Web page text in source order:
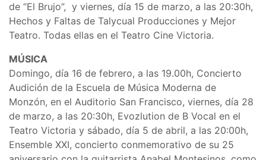
de “El Brujo”, y viernes, día 15 de marzo, a las 20:30h,
Hechos y Faltas de Talycual Producciones y Mejor
Teatro. Todas ellas en el Teatro Cine Victoria.
MÚSICA
Domingo, día 16 de febrero, a las 19.00h, Concierto
Audición de la Escuela de Música Moderna de
Monzón, en el Auditorio San Francisco, viernes, día 28
de marzo, a las 20:30h, Evozlution de B Vocal en el
Teatro Victoria y sábado, día 5 de abril, a las 20:00h,
Ensemble XXI, concierto conmemorativo de su 25